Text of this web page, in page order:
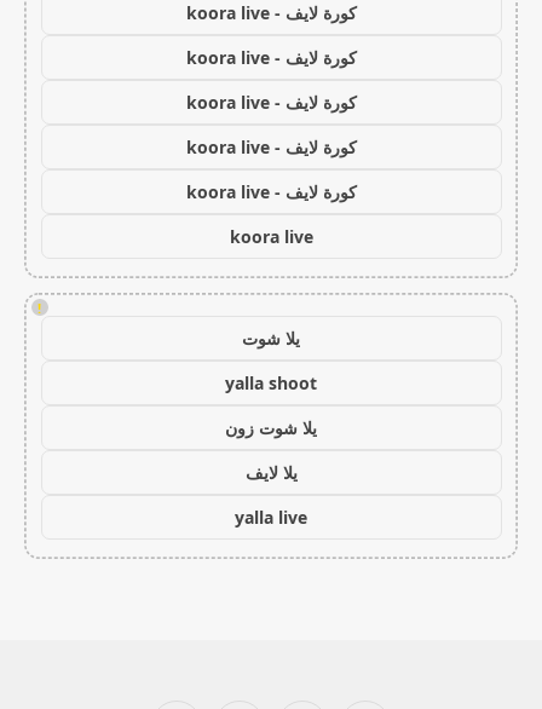
كورة لايف - koora live
كورة لايف - koora live
كورة لايف - koora live
كورة لايف - koora live
كورة لايف - koora live
koora live
!
يلا شوت
yalla shoot
يلا شوت زون
يلا لايف
yalla live